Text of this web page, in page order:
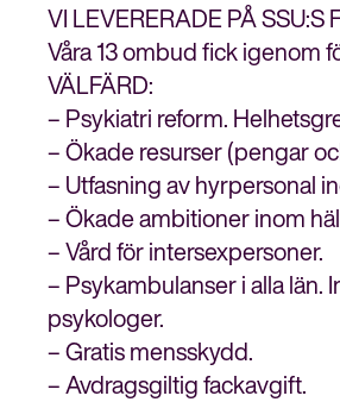
VI LEVERERADE PÅ SSU:S
Våra 13 ombud fick igenom
VÄLFÄRD:
– Psykiatri reform.
– Ökade resurser (pengar
– Utfasning av hyrpersonal
– Ökade ambitioner inom
– Vård för intersexpersoner.
– Psykambulanser i alla
psykologer.
– Gratis mensskydd.
– Avdragsgiltig fackavgift.